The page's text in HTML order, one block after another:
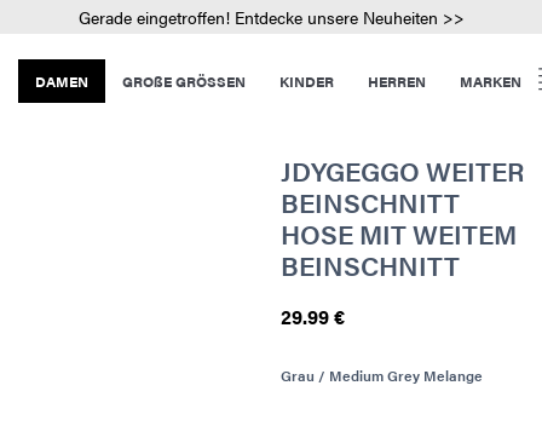
Gerade eingetroffen! Entdecke unsere Neuheiten >>
DAMEN GROßE GRÖSSEN KINDER HERREN MARKEN
JDYGEGGO WEITER
BEINSCHNITT
HOSE MIT WEITEM
BEINSCHNITT
29.99 €
Grau / Medium Grey Melange